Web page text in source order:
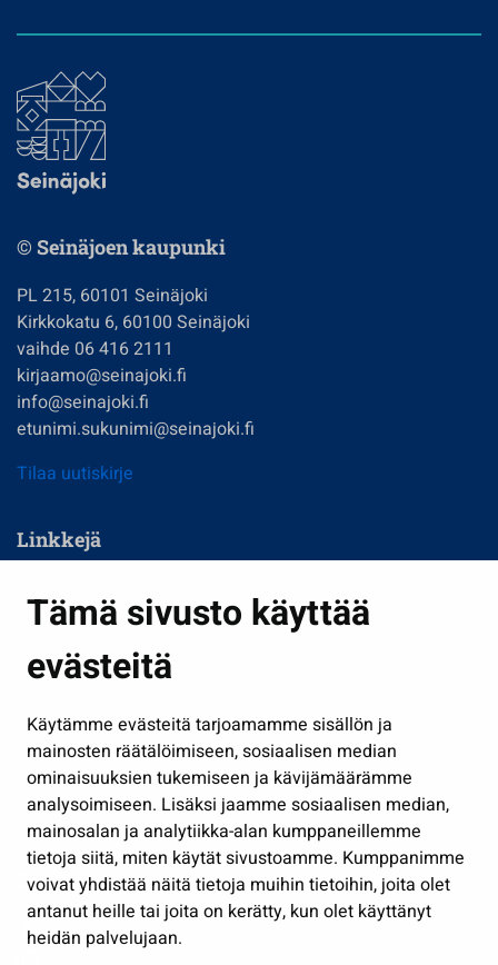
Tämä sivusto käyttää
evästeitä
Käytämme evästeitä tarjoamamme sisällön ja
mainosten räätälöimiseen, sosiaalisen median
ominaisuuksien tukemiseen ja kävijämäärämme
analysoimiseen. Lisäksi jaamme sosiaalisen median,
mainosalan ja analytiikka-alan kumppaneillemme
tietoja siitä, miten käytät sivustoamme. Kumppanimme
voivat yhdistää näitä tietoja muihin tietoihin, joita olet
antanut heille tai joita on kerätty, kun olet käyttänyt
heidän palvelujaan.
© Seinäjoen kaupunki
PL 215, 60101 Seinäjoki
Kirkkokatu 6, 60100 Seinäjoki
vaihde 06 416 2111
kirjaamo@seinajoki.fi
info@seinajoki.fi
etunimi.sukunimi@seinajoki.fi
Tilaa uutiskirje
Linkkejä
Kasvatus ja opetus
Kulttuuri ja liikunta
Työ ja yrittäminen
Osallistu ja asioi
Näytä omat evästeasetukseni
Seuraa meitä